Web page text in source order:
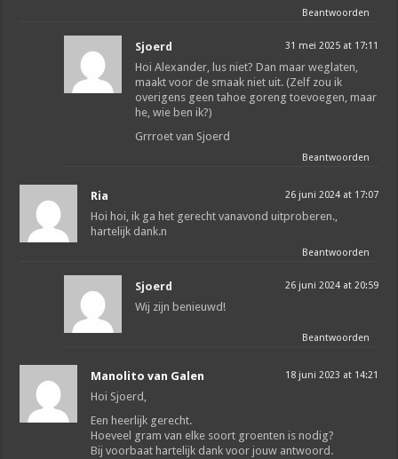
Beantwoorden
Sjoerd 31 mei 2025 at 17:11
Hoi Alexander, lus niet? Dan maar weglaten,
maakt voor de smaak niet uit. (Zelf zou ik
overigens geen tahoe goreng toevoegen, maar
he, wie ben ik?)
Grrroet van Sjoerd
Beantwoorden
Ria 26 juni 2024 at 17:07
Hoi hoi, ik ga het gerecht vanavond uitproberen.,
hartelijk dank.n
Beantwoorden
Sjoerd 26 juni 2024 at 20:59
Wij zijn benieuwd!
Beantwoorden
Manolito van Galen 18 juni 2023 at 14:21
Hoi Sjoerd,
Een heerlijk gerecht.
Hoeveel gram van elke soort groenten is nodig?
Bij voorbaat hartelijk dank voor jouw antwoord.